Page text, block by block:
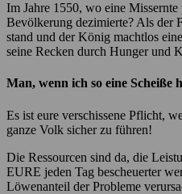
Im Jahre 1550, wo eine
Bevölkerung dezimierte? Als der
stand und der König machtlos
seine Recken durch Hunger und
Man, wenn ich so eine Scheiße
Es ist eure verschissene Pflicht,
ganze Volk sicher zu führen!
Die Ressourcen sind da, die
EURE jeden Tag bescheuerter
Löwenanteil der Probleme